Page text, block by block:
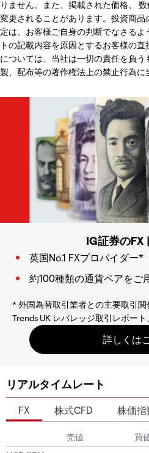
りません。また、掲載された価格、
変更されることがあります。投資商
定は、お客様ご自身の判断でなさる
トの記載内容を原因とするお客様の
については、当社は一切の責任を負
製、配布等の著作権法上の禁止行為に
IG証券のFX
英国No.1 FXプロバイダー*
約100種類の通貨ペアをご
* 外国為替取引業者との主要取引
Trends UK レバレッジ取引レポート
リアルタイムレート
FX 株式CFD 株価指